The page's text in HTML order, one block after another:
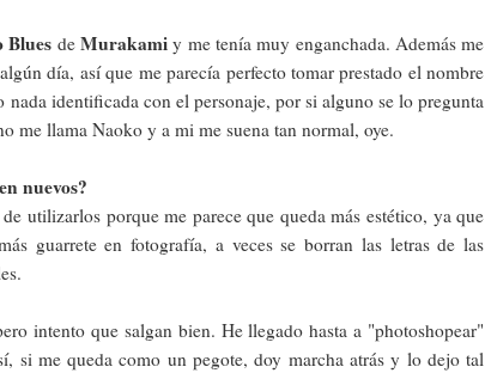
Blues de Murakamiy me tenía muy enganchada. Además me
día, así que me parecía perfecto tomar prestado el nombre
identificada con el personaje, por si alguno se lo pregunta
me llama Naoko y a mi me suena tan normal, oye.
nuevos?
utilizarlos porque me parece que queda más estético, ya que
guarrete en fotografía, a veces se borran las letras de las
intento que salgan bien. He llegado hasta a "photoshopear"
si me queda como un pegote, doy marcha atrás y lo dejo tal